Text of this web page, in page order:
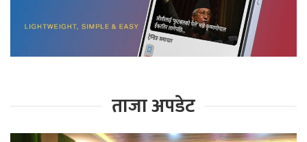
ताजा अपडेट